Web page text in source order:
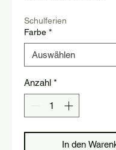
Schulferien
Farbe *
Anzahl *
In den